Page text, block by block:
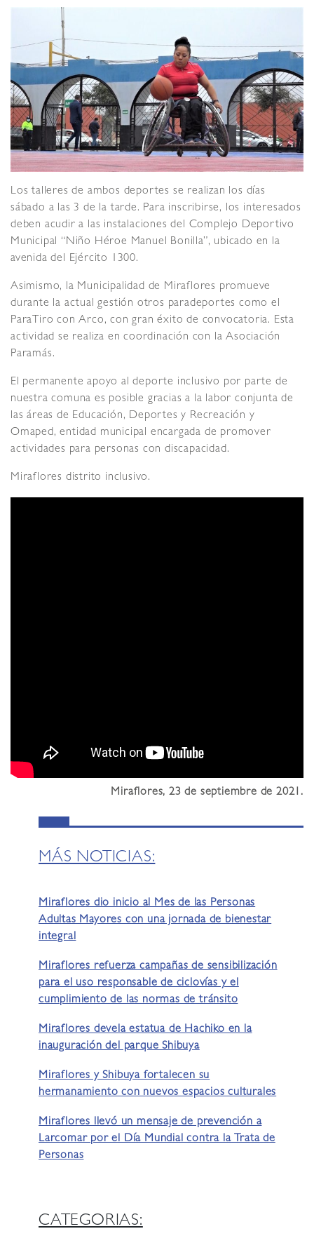
Los talleres de ambos deportes se realizan los días
sábado a las 3 de la tarde. Para inscribirse, los interesados
deben acudir a las instalaciones del Complejo Deportivo
Municipal “Niño Héroe Manuel Bonilla”, ubicado en la
avenida del Ejército 1300.
Asimismo, la Municipalidad de Miraflores promueve
durante la actual gestión otros paradeportes como el
ParaTiro con Arco, con gran éxito de convocatoria. Esta
actividad se realiza en coordinación con la Asociación
Paramás.
El permanente apoyo al deporte inclusivo por parte de
nuestra comuna es posible gracias a la labor conjunta de
las áreas de Educación, Deportes y Recreación y
Omaped, entidad municipal encargada de promover
actividades para personas con discapacidad.
Miraflores distrito inclusivo.
Miraflores, 23 de septiembre de 2021.
MÁS NOTICIAS:
Miraflores dio inicio al Mes de las Personas
Adultas Mayores con una jornada de bienestar
integral
Miraflores refuerza campañas de sensibilización
para el uso responsable de ciclovías y el
cumplimiento de las normas de tránsito
Miraflores devela estatua de Hachiko en la
inauguración del parque Shibuya
Miraflores y Shibuya fortalecen su
hermanamiento con nuevos espacios culturales
Miraflores llevó un mensaje de prevención a
Larcomar por el Día Mundial contra la Trata de
Personas
CATEGORIAS: